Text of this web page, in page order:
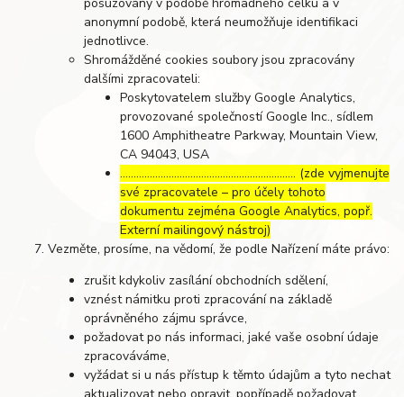
posuzovány v podobě hromadného celku a v
anonymní podobě, která neumožňuje identifikaci
jednotlivce.
Shromážděné cookies soubory jsou zpracovány
dalšími zpracovateli:
Poskytovatelem služby Google Analytics,
provozované společností Google Inc., sídlem
1600 Amphitheatre Parkway, Mountain View,
CA 94043, USA
……………………………………………………..… (zde vyjmenujte
své zpracovatele – pro účely tohoto
dokumentu zejména Google Analytics, popř.
Externí mailingový nástroj)
Vezměte, prosíme, na vědomí, že podle Nařízení máte právo:
zrušit kdykoliv zasílání obchodních sdělení,
vznést námitku proti zpracování na základě
oprávněného zájmu správce,
požadovat po nás informaci, jaké vaše osobní údaje
zpracováváme,
vyžádat si u nás přístup k těmto údajům a tyto nechat